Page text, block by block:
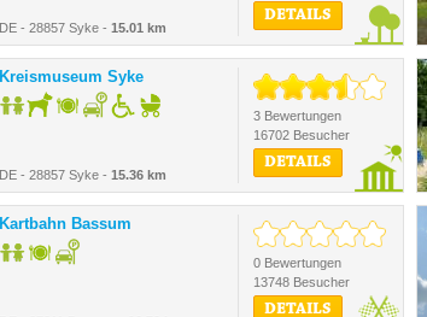
DE - 28857 Syke - 15.01 km
DETAILS
Kreismuseum Syke
DE - 28857 Syke - 15.36 km
3 Bewertungen
16702 Besucher
DETAILS
Kartbahn Bassum
0 Bewertungen
13748 Besucher
DETAILS